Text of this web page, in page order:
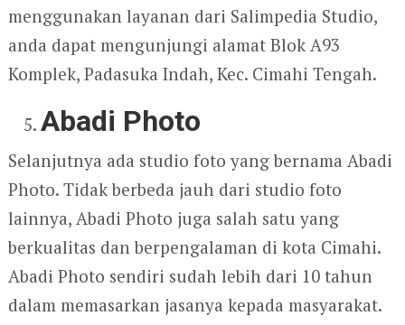
menggunakan layanan dari Salimpedia Studio,
anda dapat mengunjungi alamat Blok A93
Komplek, Padasuka Indah, Kec. Cimahi Tengah.
Abadi Photo
Selanjutnya ada studio foto yang bernama Abadi
Photo. Tidak berbeda jauh dari studio foto
lainnya, Abadi Photo juga salah satu yang
berkualitas dan berpengalaman di kota Cimahi.
Abadi Photo sendiri sudah lebih dari 10 tahun
dalam memasarkan jasanya kepada masyarakat.